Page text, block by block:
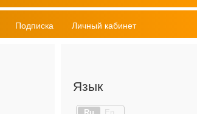
Подписка Личный кабинет
Язык